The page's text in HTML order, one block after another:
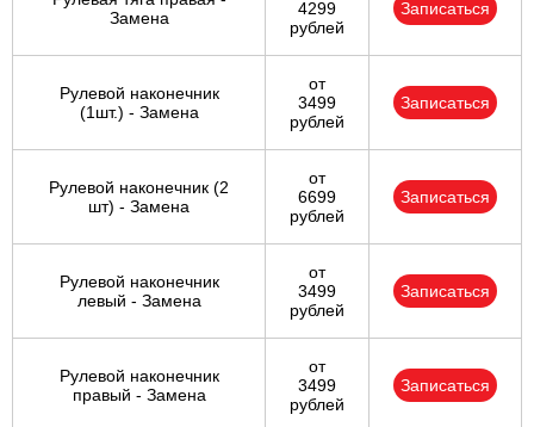
Замена
4299
рублей
Записаться
Рулевой наконечник
(1шт.) - Замена
от
3499
рублей
Записаться
Рулевой наконечник (2
шт) - Замена
от
6699
рублей
Записаться
Рулевой наконечник
левый - Замена
от
3499
рублей
Записаться
Рулевой наконечник
правый - Замена
от
3499
рублей
Записаться